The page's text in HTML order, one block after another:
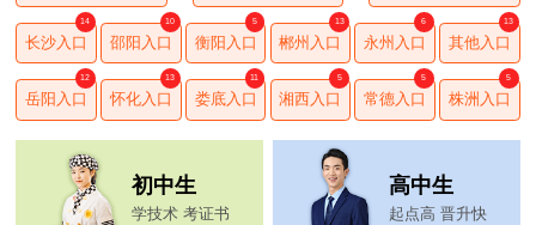
长沙入口
14
邵阳入口
10
衡阳入口
5
郴州入口
13
永州入口
6
其他入口
13
岳阳入口
12
怀化入口
13
娄底入口
11
湘西入口
5
常德入口
5
株洲入口
5
初中生
学技术 考证书
高中生
起点高 晋升快